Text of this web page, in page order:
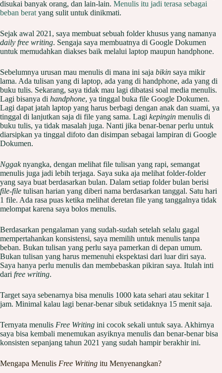
disukai banyak orang, dan lain-lain. Menulis itu jadi terasa sebagai
beban berat yang sulit untuk dinikmati.
Sejak awal 2021, saya membuat sebuah folder khusus yang namanya
daily free writing. Sengaja saya membuatnya di Google Dokumen
untuk memudahkan diakses baik melalui laptop maupun handphone.
Sebelumnya urusan mau menulis di mana ini saja bikin saya mikir
lama. Ada tulisan yang di laptop, ada yang di handphone, ada yang di
buku tulis. Sekarang, saya tidak mau lagi dibatasi soal media menulis.
Lagi bisanya di handphone, ya tinggal buka file Google Dokumen.
Lagi dapat jatah laptop yang harus berbagi dengan anak dan suami, ya
tinggal di lanjutkan saja di file yang sama. Lagi kepingin menulis di
buku tulis, ya tidak masalah juga. Nanti jika benar-benar perlu untuk
diarsipkan ya tinggal difoto dan disimpan sebagai lampiran di Google
Dokumen.
Nggaknyangka, dengan melihat file tulisan yang rapi, semangat
menulis juga jadi lebih terjaga. Saya suka aja melihat folder-folder
yang saya buat berdasarkan bulan. Dalam setiap folder bulan berisi
file-file tulisan harian yang diberi nama berdasarkan tanggal. Satu hari
1 file. Ada rasa puas ketika melihat deretan file yang tanggalnya tidak
melompat karena saya bolos menulis.
Berdasarkan pengalaman yang sudah-sudah setelah selalu gagal
mempertahankan konsistensi, saya memilih untuk menulis tanpa
beban. Bukan tulisan yang perlu saya pamerkan di depan umum.
Bukan tulisan yang harus memenuhi ekspektasi dari luar diri saya.
Saya hanya perlu menulis dan membebaskan pikiran saya. Itulah inti
dari free writing.
Target saya sebenarnya bisa menulis 1000 kata sehari atau sekitar 1
jam. Minimal kalau lagi benar-benar sibuk setidaknya 15 menit saja.
Ternyata menulis Free Writing ini cocok sekali untuk saya. Akhirnya
saya bisa kembali menemukan asyiknya menulis dan benar-benar bisa
konsisten sepanjang tahun 2021 yang sudah hampir berakhir ini.
Mengapa Menulis Free Writing itu Menyenangkan?